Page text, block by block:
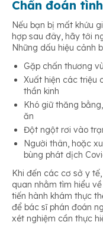
Chẩn đoán
Nếu bạn bị mất khứu
hợp sau đây, hãy tới
Những dấu hiệu cảnh
Gặp chấn thương
Xuất hiện các triệu
thần kinh
Khó giữ thăng
ăn
Đột ngột rơi vào
Người thân, hoặc
bùng phát dịch
Khi đến các cơ sở y
quan nhằm tìm hiểu
tiến hành khám thực
để bác sĩ phán đoán
xét nghiệm cần thực